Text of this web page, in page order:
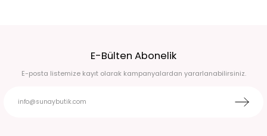
E-Bülten Abonelik
E-posta listemize kayıt olarak kampanyalardan yararlanabilirsiniz.